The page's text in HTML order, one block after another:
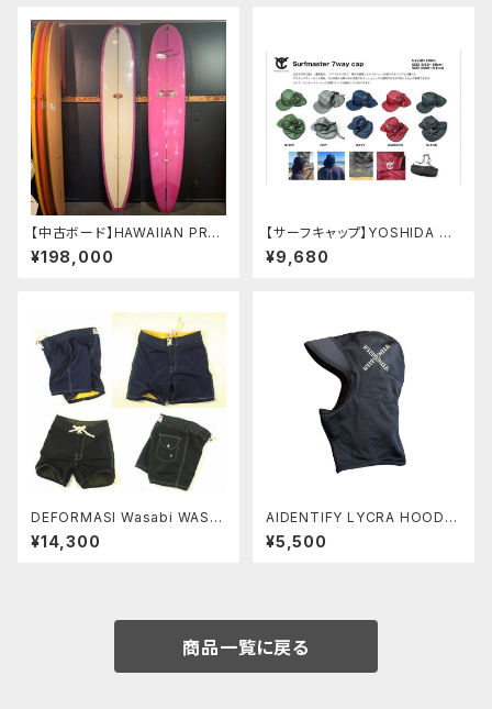
【中古ボード】HAWAIIAN PRO
DESIGNS NR-2 9'6"ドナルド
タカヤマ シェイプ
¥198,000
【サーフキャップ】YOSHIDA CA
PS SURFMASTER 7WAY C
AP ヨシダキャップス サーフ
¥9,680
DEFORMASI Wasabi WASA
BI Original SURF TRUNKS
サーフトランクス ボードショーツ
¥14,300
AIDENTIFY LYCRA HOOD
日焼け防止 頭を守る アイデ
ンティファイ
¥5,500
商品一覧に戻る